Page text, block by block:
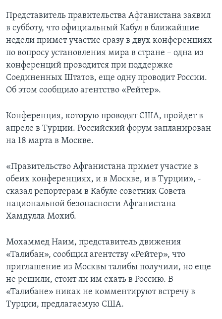
Представитель правительства Афганистана заявил
в субботу, что официальный Кабул в ближайшие
недели примет участие сразу в двух конференциях
по вопросу установления мира в стране – одна из
конференций проводится при поддержке
Соединенных Штатов, еще одну проводит России.
Об этом сообщило агентство «Рейтер».
Конференция, которую проводят США, пройдет в
апреле в Турции. Российский форум запланирован
на 18 марта в Москве.
«Правительство Афганистана примет участие в
обеих конференциях, и в Москве, и в Турции», -
сказал репортерам в Кабуле советник Совета
национальной безопасности Афганистана
Хамдулла Мохиб.
Мохаммед Наим, представитель движения
«Талибан», сообщил агентству «Рейтер», что
приглашение из Москвы талибы получили, но еще
не решили, стоит ли им ехать в Россию. В
«Талибане» никак не комментируют встречу в
Турции, предлагаемую США.